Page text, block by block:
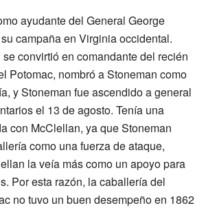
ayudante del General George
campaña en Virginia occidental.
convirtió en comandante del recién
Potomac, nombró a Stoneman como
y Stoneman fue ascendido a general
el 13 de agosto. Tenía una
con McClellan, ya que Stoneman
como una fuerza de ataque,
la veía más como un apoyo para
Por esta razón, la caballería del
no tuvo un buen desempeño en 1862